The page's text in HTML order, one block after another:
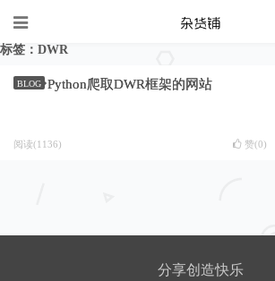
标签：DWR
BLOG Python爬取DWR框架的网站
阅读(1136) 赞(0)
分享创造快乐